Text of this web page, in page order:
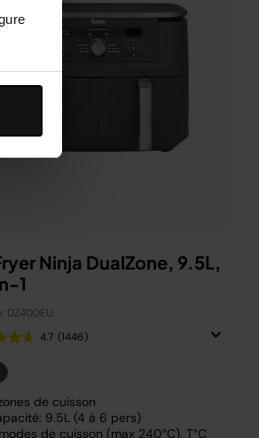
Ninja DualZone, 9.5L,
1
DZ400EU
4.7 (1446)
de cuisson
9.5L (4 à 6 pers)
de cuisson (max 240°C), T°C